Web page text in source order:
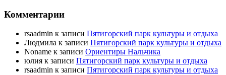
Комментарии
rsaadmin к записи Пятигорский парк культуры и отдыха
Людмила к записи Пятигорский парк культуры и отдыха
Noname к записи Ориентиры Нальчика
юлия к записи Пятигорский парк культуры и отдыха
rsaadmin к записи Пятигорский парк культуры и отдыха